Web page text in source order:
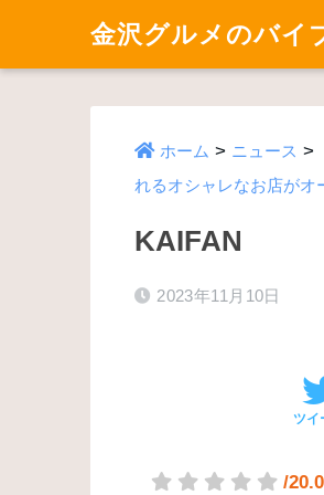
金沢グルメのバイ
ホーム > ニュース >
れるオシャレなお店がオ
KAIFAN
2023年11月10日
ツイ
/20.0